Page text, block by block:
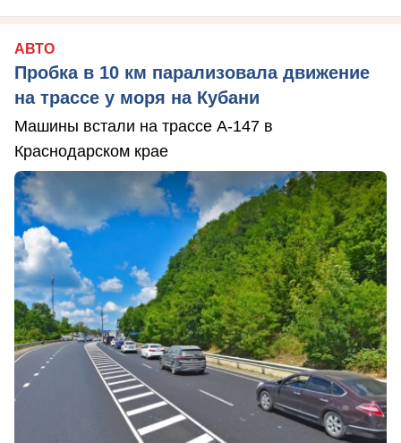
АВТО
Пробка в 10 км парализовала движение
на трассе у моря на Кубани
Машины встали на трассе А-147 в
Краснодарском крае